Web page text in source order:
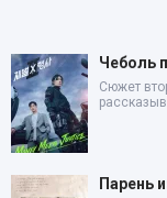
Чеболь
Сюжет
Парень